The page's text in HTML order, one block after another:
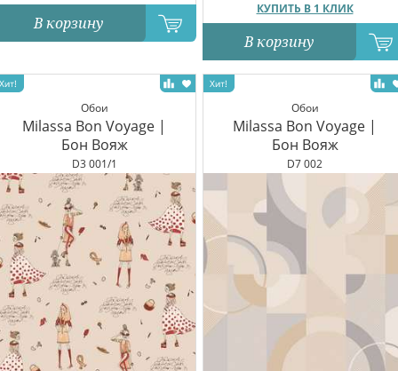
В корзину
КУПИТЬ В 1 КЛИК
В корзину
Обои
Milassa Bon Voyage |
Бон Вояж
D3 001/1
Обои
Milassa Bon Voyage |
Бон Вояж
D7 002